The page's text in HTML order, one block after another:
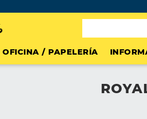
OFICINA / PAPELERÍA